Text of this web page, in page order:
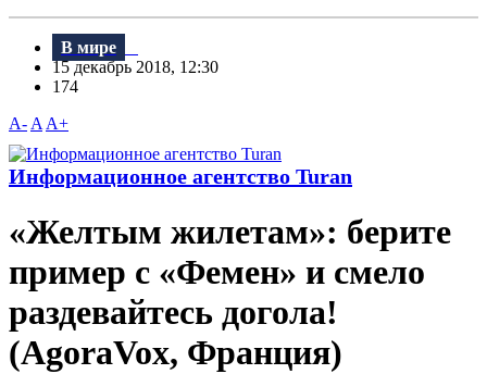
В мире
15 декабрь 2018, 12:30
174
A- A A+
Информационное агентство Turan
«Желтым жилетам»: берите
пример с «Фемен» и смело
раздевайтесь догола!
(AgoraVox, Франция)